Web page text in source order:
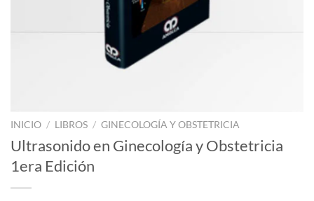
INICIO / LIBROS / GINECOLOGÍA Y OBSTETRICIA
Ultrasonido en Ginecología y Obstetricia
1era Edición